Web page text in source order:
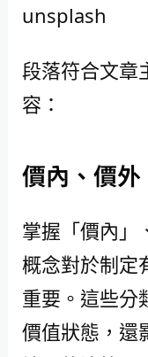
unsplash
段落符合文章
容：
價內、價
掌握「價內」
概念對於制定
重要。這些分
價值狀態，還